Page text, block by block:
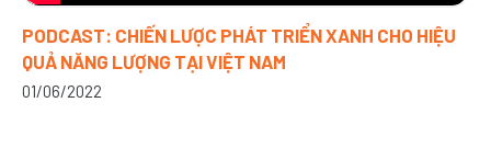
PODCAST: CHIẾN LƯỢC PHÁT TRIỂN XANH CHO HIỆU
QUẢ NĂNG LƯỢNG TẠI VIỆT NAM
01/06/2022